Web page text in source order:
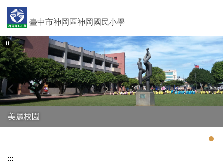
跳
到
要
內
容
區
臺中市神岡區神岡國民小學
美麗校園
:::